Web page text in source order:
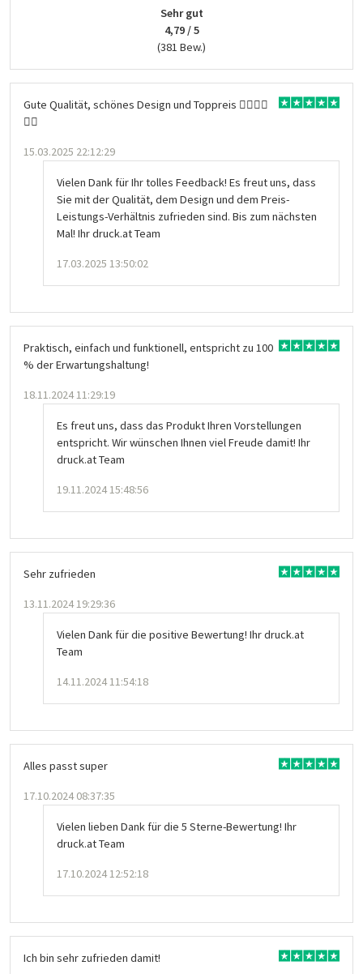
Gute Qualität, schönes Design und Toppreis 👍🏻👍🏻
👍🏻
15.03.2025 22:12:29
Vielen Dank für Ihr tolles Feedback! Es freut uns, dass
Sie mit der Qualität, dem Design und dem Preis-
Leistungs-Verhältnis zufrieden sind. Bis zum nächsten
Mal! Ihr druck.at Team
17.03.2025 13:50:02
Praktisch, einfach und funktionell, entspricht zu 100
% der Erwartungshaltung!
18.11.2024 11:29:19
Es freut uns, dass das Produkt Ihren Vorstellungen
entspricht. Wir wünschen Ihnen viel Freude damit! Ihr
druck.at Team
19.11.2024 15:48:56
Sehr zufrieden
13.11.2024 19:29:36
Vielen Dank für die positive Bewertung! Ihr druck.at
Team
14.11.2024 11:54:18
Alles passt super
17.10.2024 08:37:35
Vielen lieben Dank für die 5 Sterne-Bewertung! Ihr
druck.at Team
17.10.2024 12:52:18
Ich bin sehr zufrieden damit!
Sehr gut
4,79 / 5
(381 Bew.)